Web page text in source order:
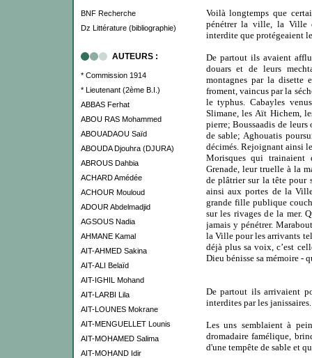
BNF Recherche
Dz Littérature (bibliographie)
AUTEURS :
* Commission 1914
* Lieutenant (2ème B.I.)
ABBAS Ferhat
ABOU RAS Mohammed
ABOUADAOU Saïd
ABOUDA Djouhra (DJURA)
ABROUS Dahbia
ACHARD Amédée
ACHOUR Mouloud
ADOUR Abdelmadjid
AGSOUS Nadia
AHMANE Kamal
AIT-AHMED Sakina
AIT-ALI Belaïd
AIT-IGHIL Mohand
AIT-LARBI Lila
AIT-LOUNES Mokrane
AIT-MENGUELLET Lounis
AIT-MOHAMED Salima
AIT-MOHAND Idir
Voilà longtemps que
pénétrer la ville, la Ville
interdite que protégeaient
De partout ils avaient
douars et de leurs
montagnes par la disette
froment, vaincus par la
le typhus. Cabayles
Slimane, les Aït Hichem,
pierre; Boussaadis de leurs
de sable; Aghouatis
décimés. Rejoignant ainsi
Morisques qui
Grenade, leur truelle à la
de plâtrier sur la tête pour
ainsi aux portes de la
grande fille publique
sur les rivages de la mer.
jamais y pénétrer.
la Ville pour les arrivants
déjà plus sa voix, c’est
Dieu bénisse sa mémoire -
De partout ils arrivaient
interdites par les janissaires.
Les uns semblaient à
dromadaire famélique,
d'une tempête de sable et